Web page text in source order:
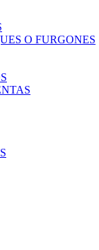
O FURGONES